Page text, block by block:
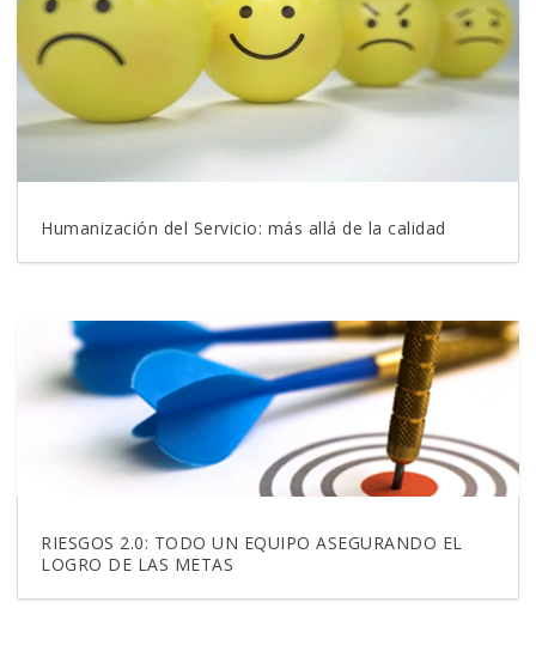
Humanización del Servicio: más allá de la calidad
RIESGOS 2.0: TODO UN EQUIPO ASEGURANDO EL
LOGRO DE LAS METAS